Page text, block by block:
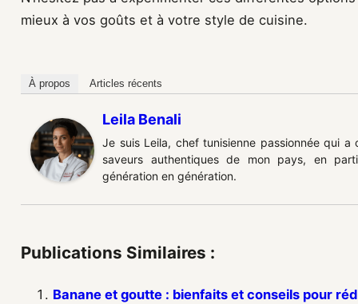
mieux à vos goûts et à votre style de cuisine.
À propos Articles récents
Leila Benali
Je suis Leila, chef tunisienne passionnée qui
saveurs authentiques de mon pays, en
génération en génération.
Publications Similaires :
Banane et goutte : bienfaits et conseils pour